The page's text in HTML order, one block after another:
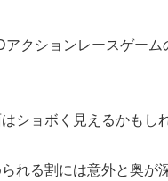
アクションレースゲー
ショボく見えるかもし
れる割には意外と奥が